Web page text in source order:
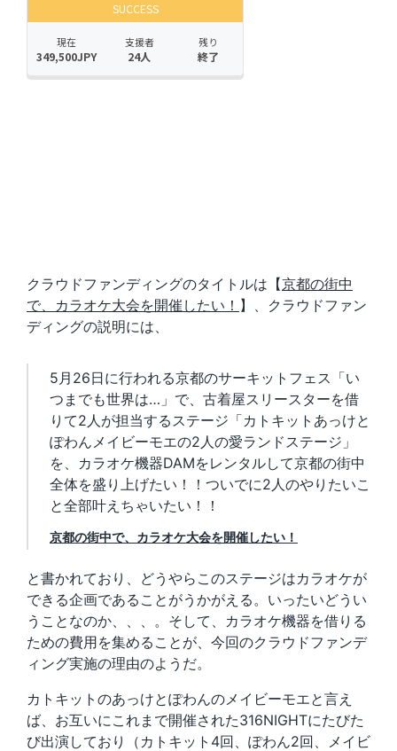
クラウドファンディングのタイトルは【京都の街中
で、カラオケ大会を開催したい！ 】、クラウドファン
ディングの説明には、
5月26日に行われる京都のサーキットフェス「い
つまでも世界は…」で、古着屋スリースターを借
りて2人が担当するステージ「カトキットあっけと
ぽわんメイビーモエの2人の愛ランドステージ」
を、カラオケ機器DAMをレンタルして京都の街中
全体を盛り上げたい！！ついでに2人のやりたいこ
と全部叶えちゃいたい！！
京都の街中で、カラオケ大会を開催したい！
と書かれており、どうやらこのステージはカラオケが
できる企画であることがうかがえる。いったいどうい
うことなのか、、、。そして、カラオケ機器を借りる
ための費用を集めることが、今回のクラウドファンデ
ィング実施の理由のようだ。
カトキットのあっけとぽわんのメイビーモエと言え
ば、お互いにこれまで開催された316NIGHTにたびた
び出演しており（カトキット4回、ぽわん2回、メイビ